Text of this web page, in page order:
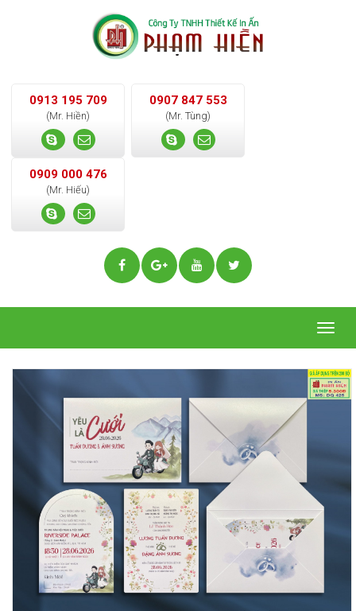
0913 195 709
(Mr. Hiền)
0907 847 553
(Mr. Tùng)
0909 000 476
(Mr. Hiếu)